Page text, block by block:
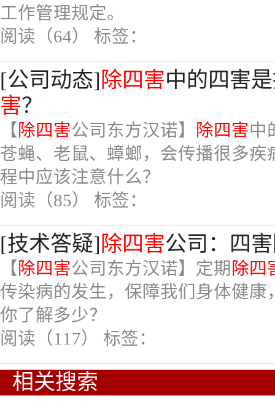
工作管理规定。
阅读（64） 标签：
[公司动态] 除四害中的四害
害？
【 除四害公司东方汉诺】 除四害中
苍蝇、老鼠、蟑螂，会传播很多疾
程中应该注意什么？
阅读（85） 标签：
[技术答疑] 除四害公司：四
【 除四害公司东方汉诺】定期 除四
传染病的发生，保障我们身体健
你了解多少？
阅读（117） 标签：
相关搜索